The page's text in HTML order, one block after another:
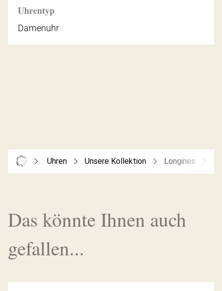
Uhrentyp
Damenuhr
Uhren Unsere Kollektion Longines
Das könnte Ihnen auch
gefallen...